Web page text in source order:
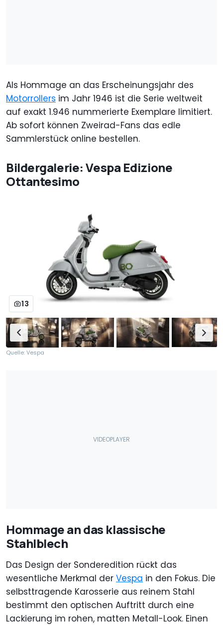
Als Hommage an das Erscheinungsjahr des
Motorrollers im Jahr 1946 ist die Serie weltweit
auf exakt 1.946 nummerierte Exemplare limitiert.
Ab sofort können Zweirad-Fans das edle
Sammlerstück online bestellen.
Bildergalerie: Vespa Edizione
Ottantesimo
13
Quelle: Vespa
Hommage an das klassische
Stahlblech
Das Design der Sonderedition rückt das
wesentliche Merkmal der Vespa in den Fokus. Die
selbsttragende Karosserie aus reinem Stahl
bestimmt den optischen Auftritt durch eine
Lackierung im rohen, matten Metall-Look. Einen